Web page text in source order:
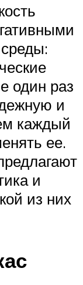
один раз
и
каждый
ее.
и
из них